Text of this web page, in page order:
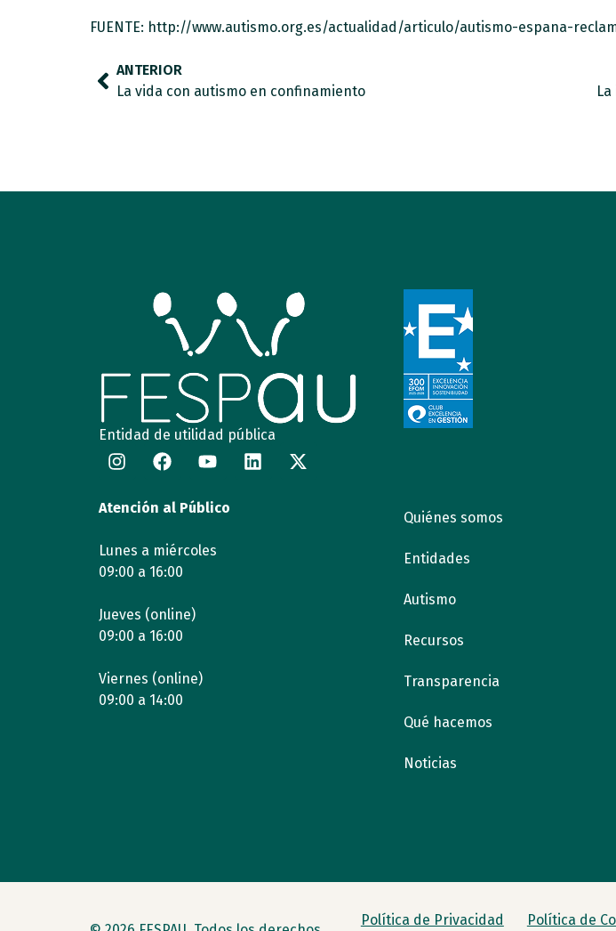
FUENTE: http://www.autismo.org.es/actualidad/articulo/autismo-espana-
ANTERIOR
La vida con autismo en confinamiento
Entidad de utilidad pública
Atención al Público
Lunes a miércoles
09:00 a 16:00
Jueves (online)
09:00 a 16:00
Viernes (online)
09:00 a 14:00
Quiénes somos
Entidades
Autismo
Recursos
Transparencia
Qué hacemos
Noticias
Política de Privacidad Política de